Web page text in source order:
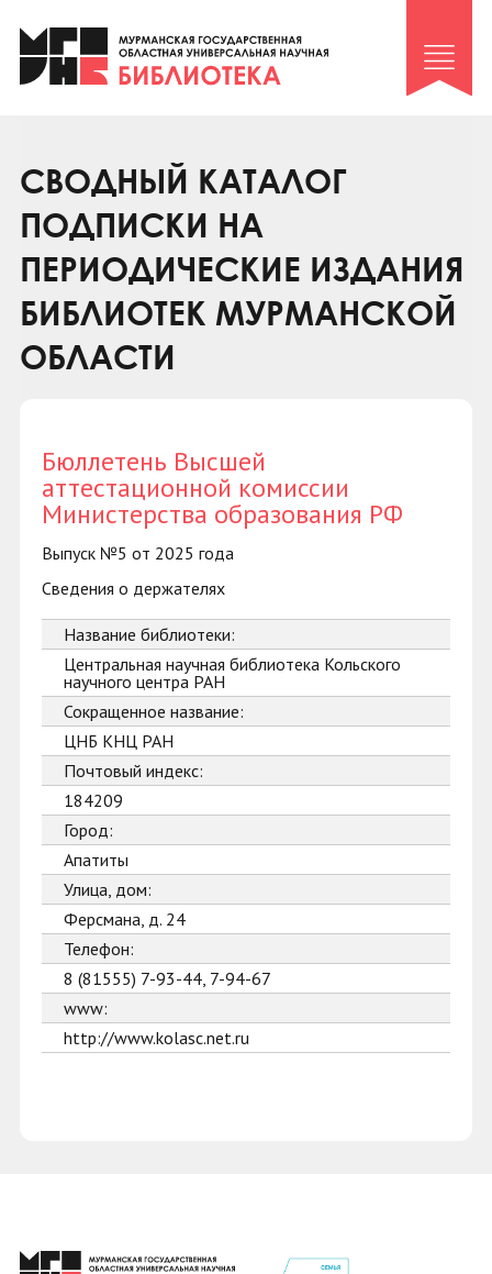
Клуб «Гиря и сельдерей»
Клуб «Семейный архив»
Коллегам
Контакты
СВОДНЫЙ КАТАЛОГ
ПОДПИСКИ НА
ПЕРИОДИЧЕСКИЕ ИЗДАНИЯ
БИБЛИОТЕК МУРМАНСКОЙ
ОБЛАСТИ
Бюллетень Высшей
аттестационной комиссии
Министерства образования РФ
Выпуск №5 от 2025 года
Сведения о держателях
Название библиотеки:
Центральная научная библиотека Кольского
научного центра РАН
Сокращенное название:
ЦНБ КНЦ РАН
Почтовый индекс:
184209
Город:
Апатиты
Улица, дом:
Ферсмана, д. 24
Телефон:
8 (81555) 7-93-44, 7-94-67
www:
http://www.kolasc.net.ru